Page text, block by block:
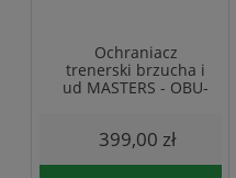
Ochraniacz
trenerski brzucha i
ud MASTERS - OBU-
399,00 zł